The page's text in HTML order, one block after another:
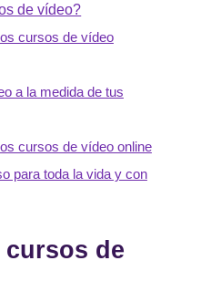
de vídeo?
cursos de vídeo
a la medida de tus
cursos de vídeo online
para toda la vida y con
cursos de